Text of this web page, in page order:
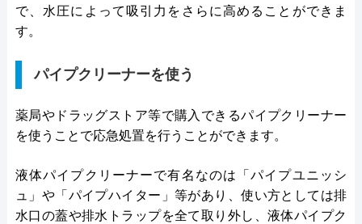
で、水圧によって吸引力をさらに高めることができま
す。
パイプクリーナーを使う
薬局やドラッグストア等で購入できるパイプクリーナー
を使うことで応急処置を行うことができます。
液体パイプクリーナーで有名なのは「パイプユニッシ
ュ」や「パイプハイター」等があり、使い方としては排
水口の蓋や排水トラップを全て取り外し、液体パイプク